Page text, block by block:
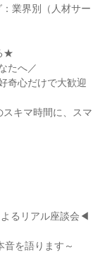
業界別（人材サー
★
たへ／
奇心だけで大歓迎
キマ時間に、スマ
るリアル座談会◀
音を語ります～